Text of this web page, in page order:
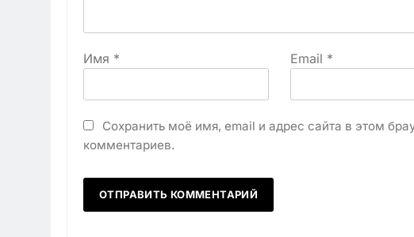
Имя * Email *
Сохранить моё имя, email и адрес сайта в этом
комментариев.